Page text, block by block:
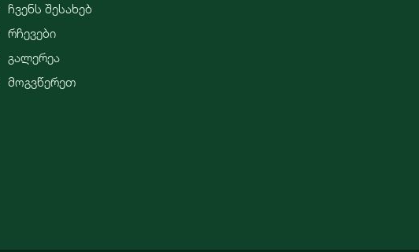
Ჩვენს Შესახებ
Რჩევები
Გალერეა
Მოგვწერეთ